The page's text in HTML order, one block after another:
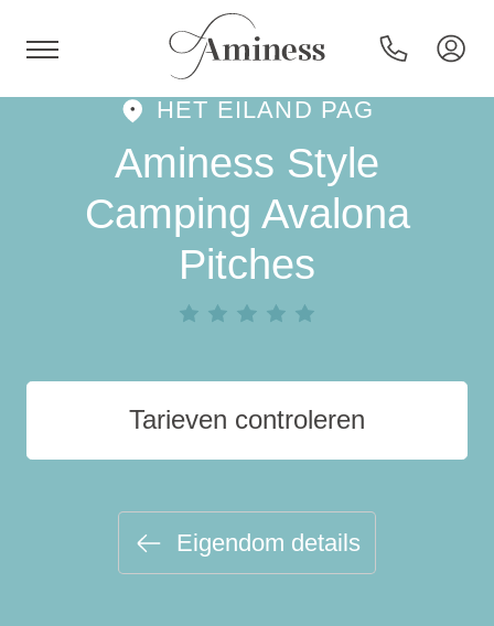
HR
Hotels en resorts
Bestemmingen
Vakantietypes
HET EILAND PAG
Aminess Style
Camping Avalona
Pitches
Tarieven controleren
Eigendom details